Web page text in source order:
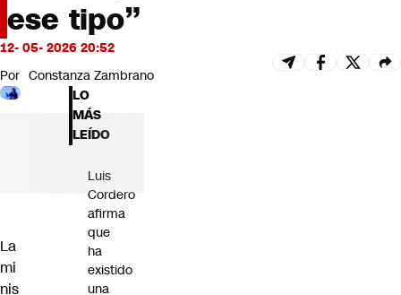
ese tipo”
12- 05- 2026 20:52
Por Constanza Zambrano
La
mi
nis
LO
MÁS
LEÍDO
Luis
Cordero
afirma
que
ha
existido
una